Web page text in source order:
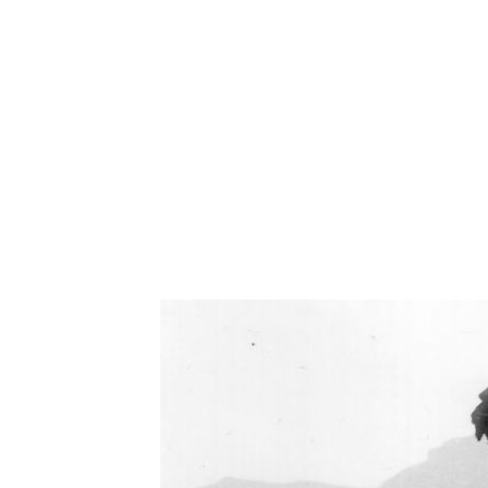
Zorki